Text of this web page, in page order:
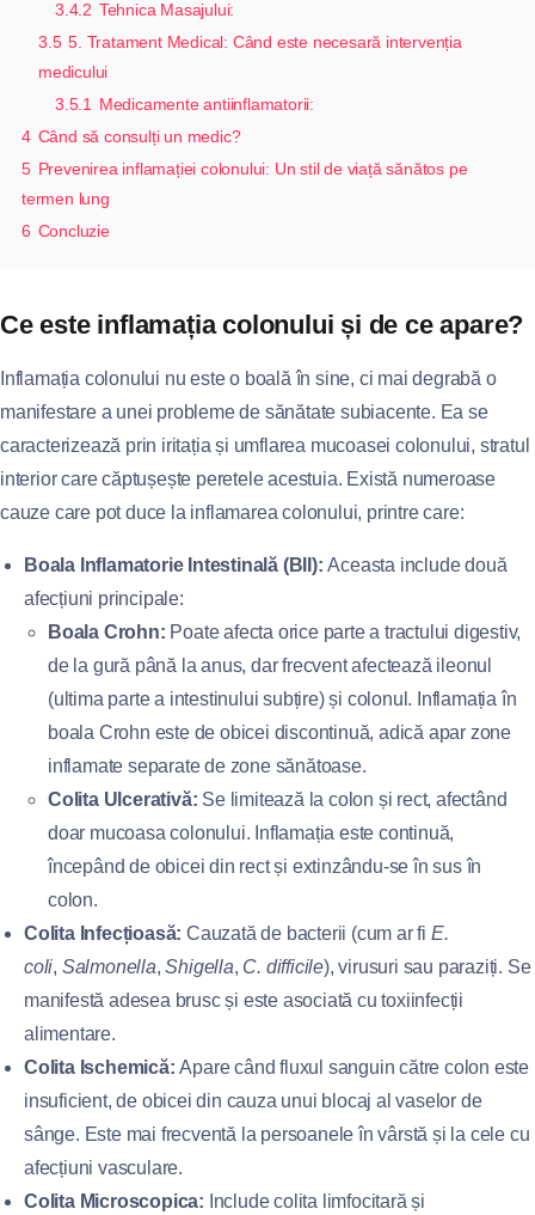
3.4.2 Tehnica Masajului:
3.5 5. Tratament Medical: Când este necesară intervenția
medicului
3.5.1
Medicamente antiinflamatorii:
4 Când să consulți un medic?
5 Prevenirea inflamației colonului: Un stil de viață sănătos pe
termen lung
6 Concluzie
Ce este inflamația colonului și de ce apare?
Inflamația colonului nu este o boală în sine, ci mai degrabă o
manifestare a unei probleme de sănătate subiacente. Ea se
caracterizează prin iritația și umflarea mucoasei colonului, stratul
interior care căptușește peretele acestuia. Există numeroase
cauze care pot duce la inflamarea colonului, printre care:
Boala Inflamatorie Intestinală (BII): Aceasta include două
afecțiuni principale:
Boala Crohn: Poate afecta orice parte a tractului digestiv,
de la gură până la anus, dar frecvent afectează ileonul
(ultima parte a intestinului subțire) și colonul. Inflamația în
boala Crohn este de obicei discontinuă, adică apar zone
inflamate separate de zone sănătoase.
Colita Ulcerativă: Se limitează la colon și rect, afectând
doar mucoasa colonului. Inflamația este continuă,
începând de obicei din rect și extinzându-se în sus în
colon.
Colita Infecțioasă: Cauzată de bacterii (cum ar fi E.
coli, Salmonella,Shigella, C. difficile), virusuri sau paraziți. Se
manifestă adesea brusc și este asociată cu toxiinfecții
alimentare.
Colita Ischemică: Apare când fluxul sanguin către colon este
insuficient, de obicei din cauza unui blocaj al vaselor de
sânge. Este mai frecventă la persoanele în vârstă și la cele cu
afecțiuni vasculare.
Colita Microscopica: Include colita limfocitară și